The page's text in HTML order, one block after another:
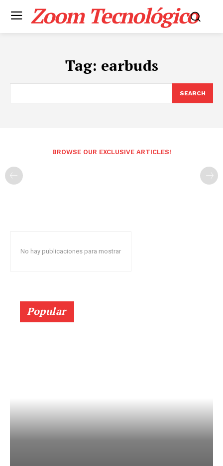
Zoom Tecnológico
Tag: earbuds
SEARCH
BROWSE OUR EXCLUSIVE ARTICLES!
No hay publicaciones para mostrar
Popular